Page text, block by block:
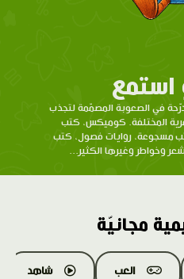
استمع
في الصعوبة المصمّمة لتجذب
المختلفة. كوميكس، كتب
مسجوعة، روايات فصول، كتب
وخواطر وغيرها الكثير...
مجانيّة
العب شاهد